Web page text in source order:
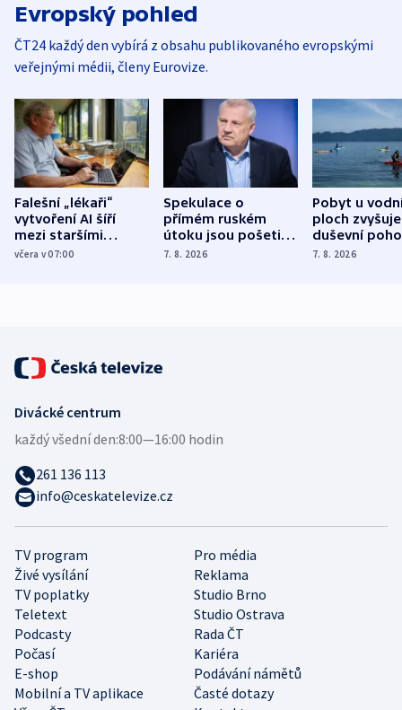
Evropský pohled
ČT24 každý den vybírá z obsahu publikovaného evropskými
veřejnými médii, členy Eurovize.
Falešní „lékaři“
vytvoření AI šíří
mezi staršími
Poláky nebezpečné
včera v 07:00
Spekulace o
přímém ruském
útoku jsou pošetilé,
míní estonský
7. 8. 2026
Pobyt u
ploch zvyšuje
duševní
ukázala
7. 8. 2026
TV program
Pro média
Živé vysílání
Reklama
TV poplatky
Studio Brno
Teletext
Studio Ostrava
Podcasty
Rada ČT
Počasí
Kariéra
E-shop
Podávání námětů
Mobilní a TV aplikace
Časté dotazy
Divácké centrum
každý všední den:8:00—16:00 hodin
261 136 113
info@ceskatelevize.cz